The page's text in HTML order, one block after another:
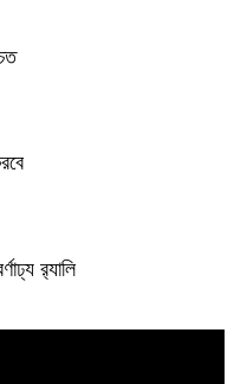
র‍্যালি